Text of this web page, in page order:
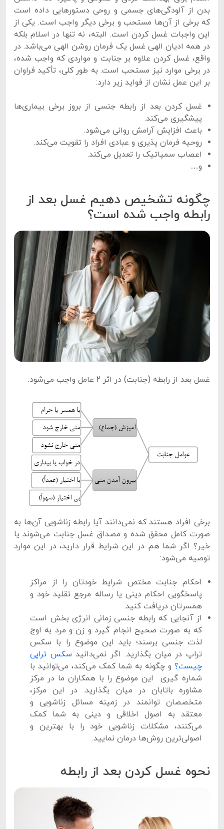
بدن از آلودگی‌های جسمی و روحی دستورهایی داده است
که برخی از آن‌ها مستحب و برخی دیگر واجب است. یکی از
این واجبات غسل کردن است. البته، نه تنها در اسلام بلکه
در همه‌ ادیان الهی غسل یک فرمان روشن الهی می‌باشد. در
واقع، غسل کردن علاوه بر جنابت و مواردی که واجب شده،
در برخی موارد نیز مستحب است. به طور کلی، تأکید فراوان
بر این عمل نشان از فواید زیر دارد:
غسل کردن بعد از رابطه جنسی از بروز برخی بیماری‌ها
پیشگیری می‌کند.
باعث افزایش آرامش روانی می‌شود.
روحیه فرمان پذیری و عبادی افراد را تقویت می‌کند.
اعصاب سمپاتیک را تعدیل می‌کند.
و…
چگونه تشخیص دهیم غسل بعد از
رابطه واجب شده است؟
غسل بعد از رابطه (جنابت) در اثر 2 عامل واجب می‌شود:
برخی افراد هستند که نمی‌دانند آیا رابطه‌ زناشویی آن‌ها به
صورت کامل محقق شده و مصداق غسل جنابت می‌شوند یا
خیر؟ اگر شما هم در این شرایط قرار دارید، در این موارد
توصیه می‌شود:
احکام جنابت مختص شرایط خودتان را از مراکز
پاسخگویی احکام دینی یا رساله مرجع تقلید خود و
همسرتان دریافت کنید.
از آنجایی که رابطه جنسی زمانی انرژی بخش است
که به صورت صحیح انجام گیرد و زن و مرد به اوج
لذت جنسی برسند؛ باید این موضوع را با سکس
تراپ در میان بگذارید. اگر نمی‌دانید سکس تراپی
چیست؟ و چگونه به شما کمک می‌کند، می‌توانید با
شماره گیری این موضوع را با همکاران ما در مرکز
مشاوره باتابان در میان بگذارید. در این مرکز،
متخصصان توانمند در زمینه مسائل زناشویی و
معتقد به اصول اخلاقی و دینی به شما کمک
می‌کنند، مشکلات زناشویی خود را با بهترین و
اصولی‌ترین روش‌ها درمان نمایید.
نحوه غسل کردن بعد از رابطه